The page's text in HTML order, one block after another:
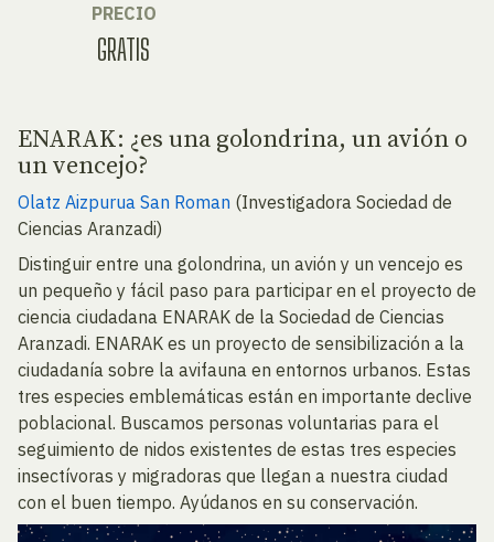
PRECIO
GRATIS
ENARAK: ¿es una golondrina, un avión o
un vencejo?
Olatz Aizpurua San Roman (Investigadora Sociedad de
Ciencias Aranzadi)
Distinguir entre una golondrina, un avión y un vencejo es
un pequeño y fácil paso para participar en el proyecto de
ciencia ciudadana ENARAK de la Sociedad de Ciencias
Aranzadi. ENARAK es un proyecto de sensibilización a la
ciudadanía sobre la avifauna en entornos urbanos. Estas
tres especies emblemáticas están en importante declive
poblacional. Buscamos personas voluntarias para el
seguimiento de nidos existentes de estas tres especies
insectívoras y migradoras que llegan a nuestra ciudad
con el buen tiempo. Ayúdanos en su conservación.